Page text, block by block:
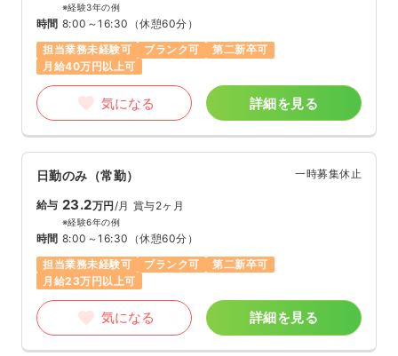
※経験3年の例
時間 8:00～16:30 （休憩60分）
担当業務未経験可
ブランク可
第二新卒可
月給40万円以上可
気になる 詳細を見る
日勤のみ（常勤） 一時募集休止
給与 23.2万円/月 賞与2ヶ月
※経験6年の例
時間 8:00～16:30 （休憩60分）
担当業務未経験可
ブランク可
第二新卒可
月給23万円以上可
気になる 詳細を見る